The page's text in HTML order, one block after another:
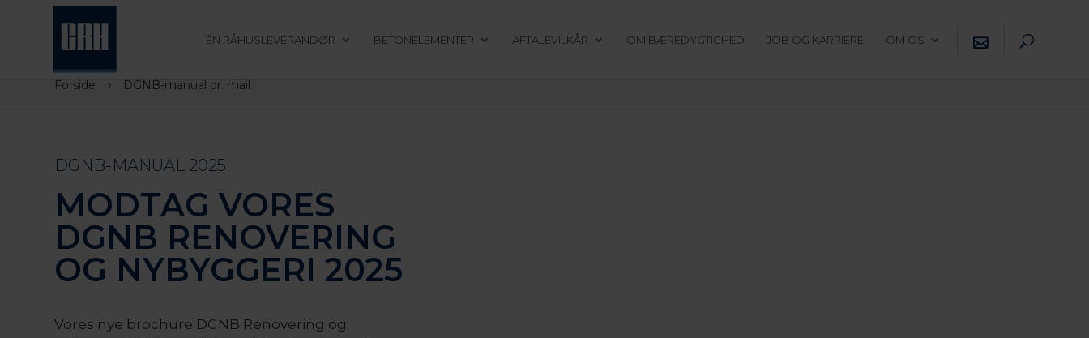
ÉN RÅHUSLEVERANDØR BETONELEMENTER AFTALEVILKÅR OM BÆREDYGTIGHED JOB OG KARRIERE OM OS
Forside › DGNB-manual pr. mail
DGNB-MANUAL 2025
MODTAG VORES
DGNB RENOVERING
OG NYBYGGERI 2025
Vores nye brochure DGNB Renovering og